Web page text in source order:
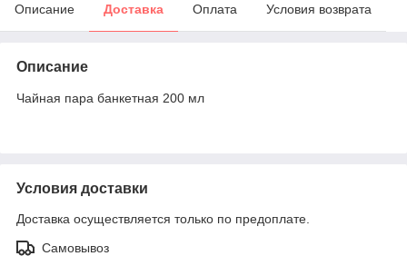
Описание Доставка Оплата Условия возврата
Описание
Чайная пара банкетная 200 мл
Условия доставки
Доставка осуществляется только по предоплате.
Самовывоз